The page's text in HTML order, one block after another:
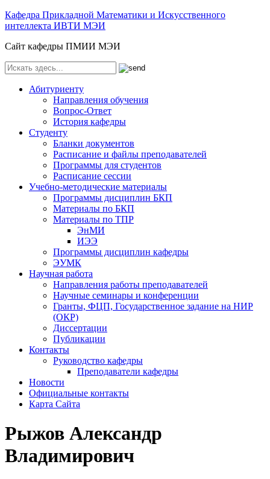
Кафедра Прикладной Математики и Искусственного
интеллекта ИВТИ МЭИ
Сайт кафедры ПМИИ МЭИ
Абитуриенту
Направления обучения
Вопрос-Ответ
История кафедры
Студенту
Бланки документов
Расписание и файлы преподавателей
Программы для студентов
Расписание сессии
Учебно-методические материалы
Программы дисциплин БКП
Материалы по БКП
Материалы по ТПР
ЭнМИ
ИЭЭ
Программы дисциплин кафедры
ЭУМК
Научная работа
Направления работы преподавателей
Научные семинары и конференции
Гранты, ФЦП, Государственное задание на НИР
(ОКР)
Диссертации
Публикации
Контакты
Руководство кафедры
Преподаватели кафедры
Новости
Официальные контакты
Карта Сайта
Рыжов Александр
Владимирович